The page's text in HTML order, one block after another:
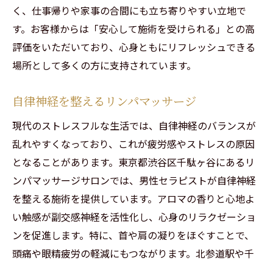
く、仕事帰りや家事の合間にも立ち寄りやすい立地で
す。お客様からは「安心して施術を受けられる」との高
評価をいただいており、心身ともにリフレッシュできる
場所として多くの方に支持されています。
自律神経を整えるリンパマッサージ
現代のストレスフルな生活では、自律神経のバランスが
乱れやすくなっており、これが疲労感やストレスの原因
となることがあります。東京都渋谷区千駄ヶ谷にあるリ
ンパマッサージサロンでは、男性セラピストが自律神経
を整える施術を提供しています。アロマの香りと心地よ
い触感が副交感神経を活性化し、心身のリラクゼーショ
ンを促進します。特に、首や肩の凝りをほぐすことで、
頭痛や眼精疲労の軽減にもつながります。北参道駅や千